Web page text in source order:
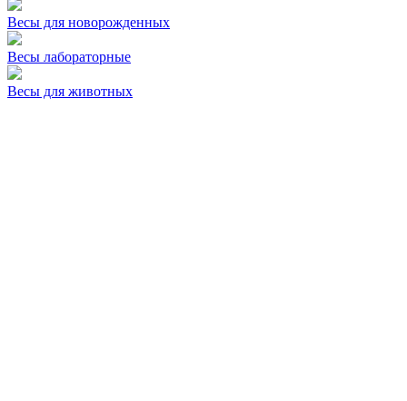
Весы для новорожденных
Весы лабораторные
Весы для животных